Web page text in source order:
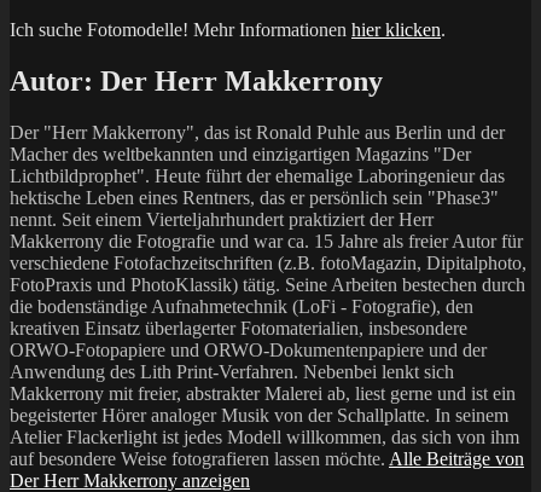
Ich suche Fotomodelle! Mehr Informationen hier klicken.
Autor: Der Herr Makkerrony
Der "Herr Makkerrony", das ist Ronald Puhle aus Berlin und der
Macher des weltbekannten und einzigartigen Magazins "Der
Lichtbildprophet". Heute führt der ehemalige Laboringenieur das
hektische Leben eines Rentners, das er persönlich sein "Phase3"
nennt. Seit einem Vierteljahrhundert praktiziert der Herr
Makkerrony die Fotografie und war ca. 15 Jahre als freier Autor für
verschiedene Fotofachzeitschriften (z.B. fotoMagazin, Dipitalphoto,
FotoPraxis und PhotoKlassik) tätig. Seine Arbeiten bestechen durch
die bodenständige Aufnahmetechnik (LoFi - Fotografie), den
kreativen Einsatz überlagerter Fotomaterialien, insbesondere
ORWO-Fotopapiere und ORWO-Dokumentenpapiere und der
Anwendung des Lith Print-Verfahren. Nebenbei lenkt sich
Makkerrony mit freier, abstrakter Malerei ab, liest gerne und ist ein
begeisterter Hörer analoger Musik von der Schallplatte. In seinem
Atelier Flackerlight ist jedes Modell willkommen, das sich von ihm
auf besondere Weise fotografieren lassen möchte. Alle Beiträge von
Der Herr Makkerrony anzeigen